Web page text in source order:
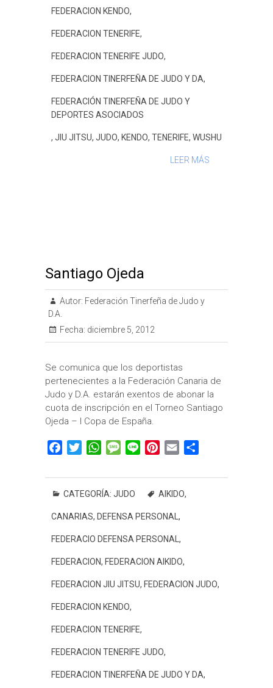
FEDERACION KENDO,
FEDERACION TENERIFE,
FEDERACION TENERIFE JUDO,
FEDERACION TINERFEÑA DE JUDO Y DA,
FEDERACIÓN TINERFEÑA DE JUDO Y
DEPORTES ASOCIADOS
, JIU JITSU, JUDO, KENDO, TENERIFE, WUSHU
LEER MÁS
Santiago Ojeda
Autor: Federación Tinerfeña de Judo y
D.A.
Fecha: diciembre 5, 2012
Se comunica que los deportistas
pertenecientes a la Federación Canaria de
Judo y D.A. estarán exentos de abonar la
cuota de inscripción en el Torneo Santiago
Ojeda – I Copa de España.
c
e
o
o
i
t
e
r
W
a
t
A
p
M
s
s
g
e
n
n
t
r
e
t
a
i
m
CATEGORÍA: JUDO AIKIDO,
CANARIAS, DEFENSA PERSONAL ,
FEDERACIO DEFENSA PERSONAL ,
FEDERACION, FEDERACION AIKIDO,
FEDERACION JIU JITSU, FEDERACION JUDO,
FEDERACION KENDO,
FEDERACION TENERIFE,
FEDERACION TENERIFE JUDO,
FEDERACION TINERFEÑA DE JUDO Y DA,